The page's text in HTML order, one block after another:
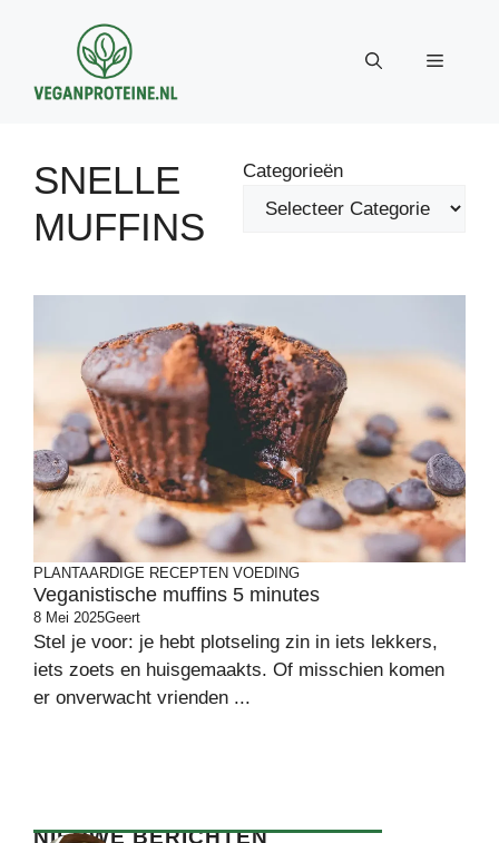
inhoud
Menu
SNELLE
MUFFINS
Categorieën
PLANTAARDIGE RECEPTEN VOEDING
Veganistische muffins 5 minutes
8 Mei 2025Geert
Stel je voor: je hebt plotseling zin in iets lekkers,
iets zoets en huisgemaakts. Of misschien komen
er onverwacht vrienden ...
NIEUWE BERICHTEN